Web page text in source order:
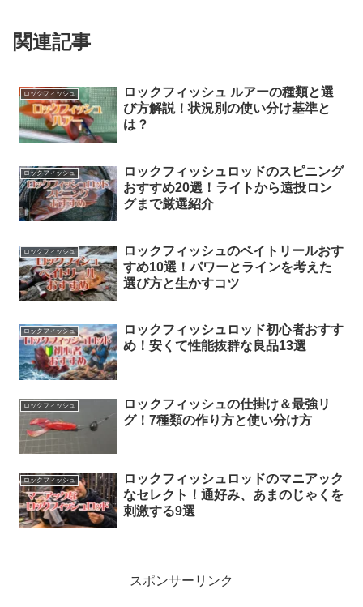
関連記事
ロックフィッシュ
ロックフィッシュ ルアーの種類と選
び方解説！状況別の使い分け基準と
は？
ロックフィッシュ
ロックフィッシュロッドのスピニング
おすすめ20選！ライトから遠投ロン
グまで厳選紹介
ロックフィッシュ
ロックフィッシュのベイトリールおす
すめ10選！パワーとラインを考えた
選び方と生かすコツ
ロックフィッシュ
ロックフィッシュロッド初心者おすす
め！安くて性能抜群な良品13選
ロックフィッシュ
ロックフィッシュの仕掛け＆最強リ
グ！7種類の作り方と使い分け方
ロックフィッシュ
ロックフィッシュロッドのマニアック
なセレクト！通好み、あまのじゃくを
刺激する9選
スポンサーリンク